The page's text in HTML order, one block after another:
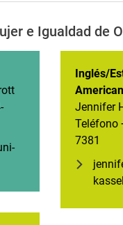
e Igualdad de
Inglés/
Jennifer
Teléfono
7381